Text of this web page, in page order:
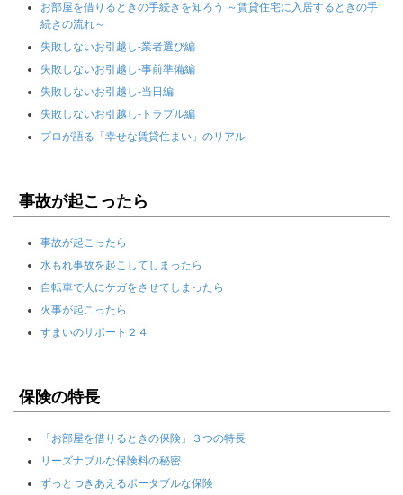
お部屋を借りるときの手続きを知ろう ～賃貸住宅に入居するときの手
続きの流れ～
失敗しないお引越し-業者選び編
失敗しないお引越し-事前準備編
失敗しないお引越し-当日編
失敗しないお引越し-トラブル編
プロが語る「幸せな賃貸住まい」のリアル
事故が起こったら
事故が起こったら
水もれ事故を起こしてしまったら
自転車で人にケガをさせてしまったら
火事が起こったら
すまいのサポート２４
保険の特長
「お部屋を借りるときの保険」３つの特長
リーズナブルな保険料の秘密
ずっとつきあえるポータブルな保険